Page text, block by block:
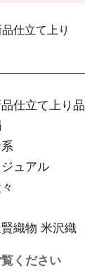
品仕立て上り
仕立て上り品
ジュアル
織物 米沢織
ください